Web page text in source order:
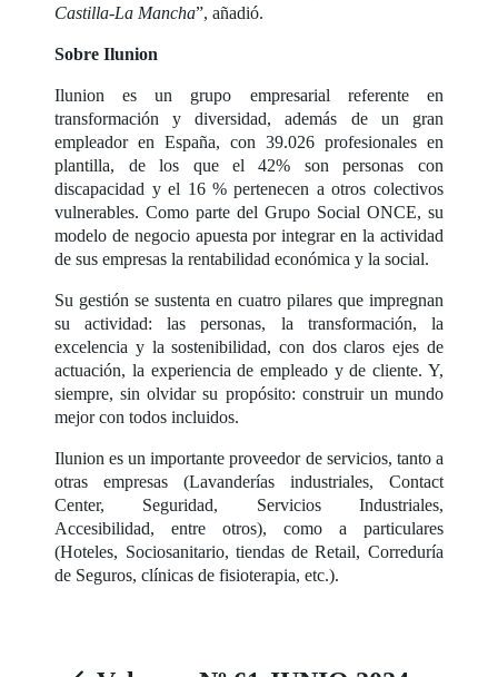
Castilla-La Mancha”, añadió.
Sobre Ilunion
Ilunion es un grupo empresarial referente en
transformación y diversidad, además de un gran
empleador en España, con 39.026 profesionales en
plantilla, de los que el 42% son personas con
discapacidad y el 16 % pertenecen a otros colectivos
vulnerables. Como parte del Grupo Social ONCE, su
modelo de negocio apuesta por integrar en la actividad
de sus empresas la rentabilidad económica y la social.
Su gestión se sustenta en cuatro pilares que impregnan
su actividad: las personas, la transformación, la
excelencia y la sostenibilidad, con dos claros ejes de
actuación, la experiencia de empleado y de cliente. Y,
siempre, sin olvidar su propósito: construir un mundo
mejor con todos incluidos.
Ilunion es un importante proveedor de servicios, tanto a
otras empresas (Lavanderías industriales, Contact
Center, Seguridad, Servicios Industriales,
Accesibilidad, entre otros), como a particulares
(Hoteles, Sociosanitario, tiendas de Retail, Correduría
de Seguros, clínicas de fisioterapia, etc.).